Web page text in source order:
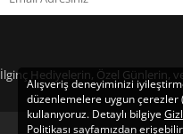
İlginç Hediyelerin, Özel Günlerin,
Alışveriş deneyiminizi
düzenlemelere uygun çerezler
kullanıyoruz. Detaylı bilgiye
Politikası sayfamızdan